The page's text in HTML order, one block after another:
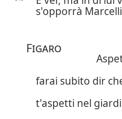
s'opporrà
Figaro
farai subito dir
t'aspetti nel